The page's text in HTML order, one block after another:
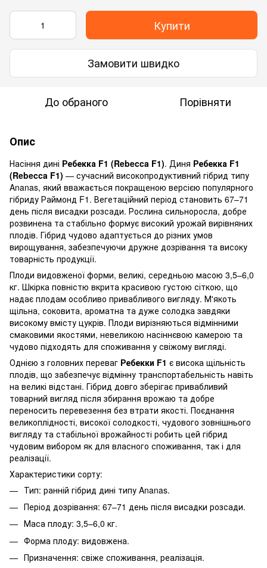
Купити
Замовити швидко
До обраного Порівняти
Опис
Насіння дині Ребекка F1 (Rebecca F1). Диня Ребекка F1
(Rebecca F1) — сучасний високопродуктивний гібрид типу
Ananas, який вважається покращеною версією популярного
гібриду Раймонд F1. Вегетаційний період становить 67–71
день після висадки розсади. Рослина сильноросла, добре
розвинена та стабільно формує високий урожай вирівняних
плодів. Гібрид чудово адаптується до різних умов
вирощування, забезпечуючи дружне дозрівання та високу
товарність продукції.
Плоди видовженої форми, великі, середньою масою 3,5–6,0
кг. Шкірка повністю вкрита красивою густою сіткою, що
надає плодам особливо привабливого вигляду. М'якоть
щільна, соковита, ароматна та дуже солодка завдяки
високому вмісту цукрів. Плоди вирізняються відмінними
смаковими якостями, невеликою насіннєвою камерою та
чудово підходять для споживання у свіжому вигляді.
Однією з головних переваг Ребекки F1 є висока щільність
плодів, що забезпечує відмінну транспортабельність навіть
на великі відстані. Гібрид довго зберігає привабливий
товарний вигляд після збирання врожаю та добре
переносить перевезення без втрати якості. Поєднання
великоплідності, високої солодкості, чудового зовнішнього
вигляду та стабільної врожайності робить цей гібрид
чудовим вибором як для власного споживання, так і для
реалізації.
Характеристики сорту:
Тип: ранній гібрид дині типу Ananas.
Період дозрівання: 67–71 день після висадки розсади.
Маса плоду: 3,5–6,0 кг.
Форма плоду: видовжена.
Призначення: свіже споживання, реалізація.